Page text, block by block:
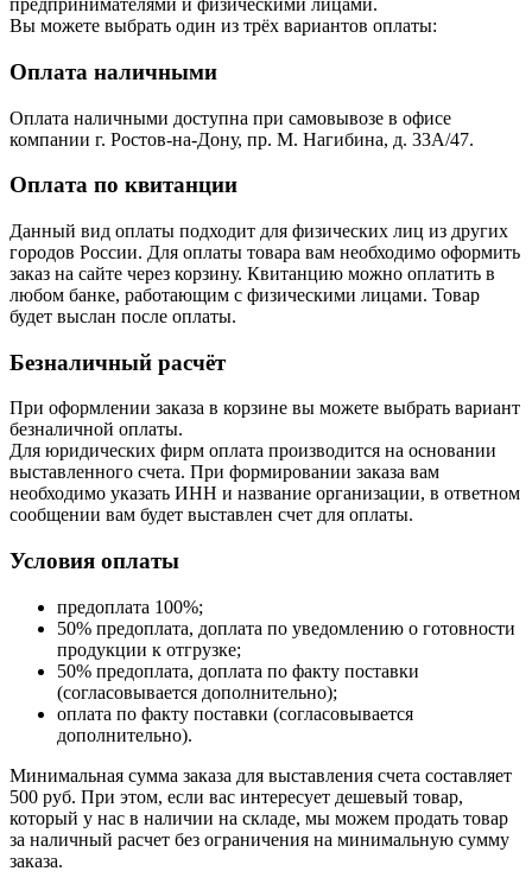
предпринимателями и физическими лицами.
Вы можете выбрать один из трёх вариантов оплаты:
Оплата наличными
Оплата наличными доступна при самовывозе в офисе
компании г. Ростов-на-Дону, пр. М. Нагибина, д. 33А/47.
Оплата по квитанции
Данный вид оплаты подходит для физических лиц из других
городов России. Для оплаты товара вам необходимо оформить
заказ на сайте через корзину. Квитанцию можно оплатить в
любом банке, работающим с физическими лицами. Товар
будет выслан после оплаты.
Безналичный расчёт
При оформлении заказа в корзине вы можете выбрать вариант
безналичной оплаты.
Для юридических фирм оплата производится на основании
выставленного счета. При формировании заказа вам
необходимо указать ИНН и название организации, в ответном
сообщении вам будет выставлен счет для оплаты.
Условия оплаты
предоплата 100%;
50% предоплата, доплата по уведомлению о готовности
продукции к отгрузке;
50% предоплата, доплата по факту поставки
(согласовывается дополнительно);
оплата по факту поставки (согласовывается
дополнительно).
Минимальная сумма заказа для выставления счета составляет
500 руб. При этом, если вас интересует дешевый товар,
который у нас в наличии на складе, мы можем продать товар
за наличный расчет без ограничения на минимальную сумму
заказа.